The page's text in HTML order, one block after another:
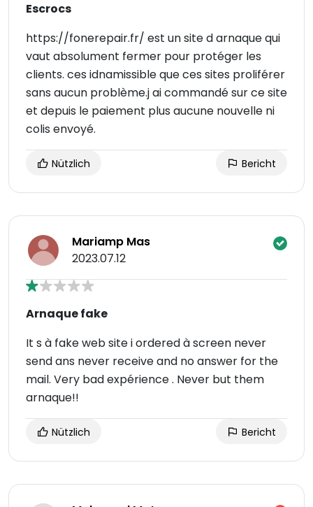
Escrocs
https://fonerepair.fr/ est un site d arnaque qui
vaut absolument fermer pour protéger les
clients. ces idnamissible que ces sites proliférer
sans aucun problème.j ai commandé sur ce site
et depuis le paiement plus aucune nouvelle ni
colis envoyé.
Nützlich Bericht
Mariamp Mas
2023.07.12
Arnaque fake
It s à fake web site i ordered à screen never
send ans never receive and no answer for the
mail. Very bad expérience . Never but them
arnaque!!
Nützlich Bericht